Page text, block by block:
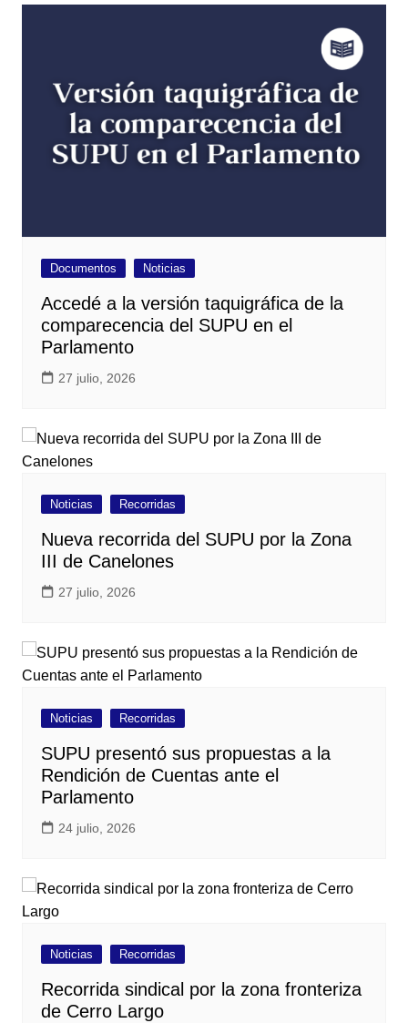
Documentos Noticias
Accedé a la versión taquigráfica de la
comparecencia del SUPU en el
Parlamento
27 julio, 2026
Noticias Recorridas
Nueva recorrida del SUPU por la Zona
III de Canelones
27 julio, 2026
Noticias Recorridas
SUPU presentó sus propuestas a la
Rendición de Cuentas ante el
Parlamento
24 julio, 2026
Noticias Recorridas
Recorrida sindical por la zona fronteriza
de Cerro Largo